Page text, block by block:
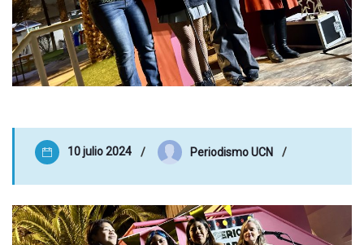
10 julio 2024 Periodismo UCN